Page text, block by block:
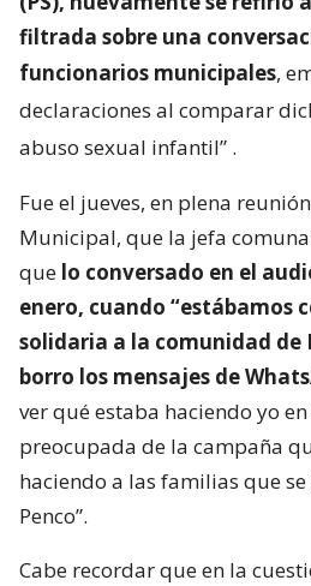
filtrada sobre una
funcionarios municipales,
declaraciones al comparar
abuso sexual infantil” .
Fue el jueves, en plena
Municipal, que la jefa
que lo conversado en el
enero, cuando “estábamos
solidaria a la comunidad de
borro los mensajes de
ver qué estaba haciendo yo
preocupada de la campaña
haciendo a las familias que
Penco”.
Cabe recordar que en la